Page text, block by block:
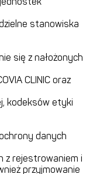
stanowiska
się z nałożonych
CLINIC oraz
kodeksów etyki
danych
z rejestrowaniem i
przyjmowanie